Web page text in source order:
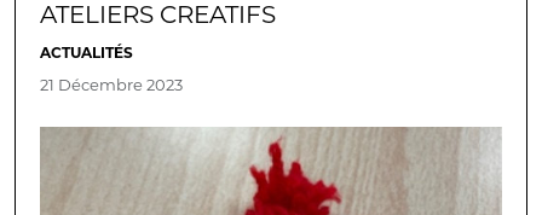
ATELIERS CREATIFS
ACTUALITÉS
21 Décembre 2023